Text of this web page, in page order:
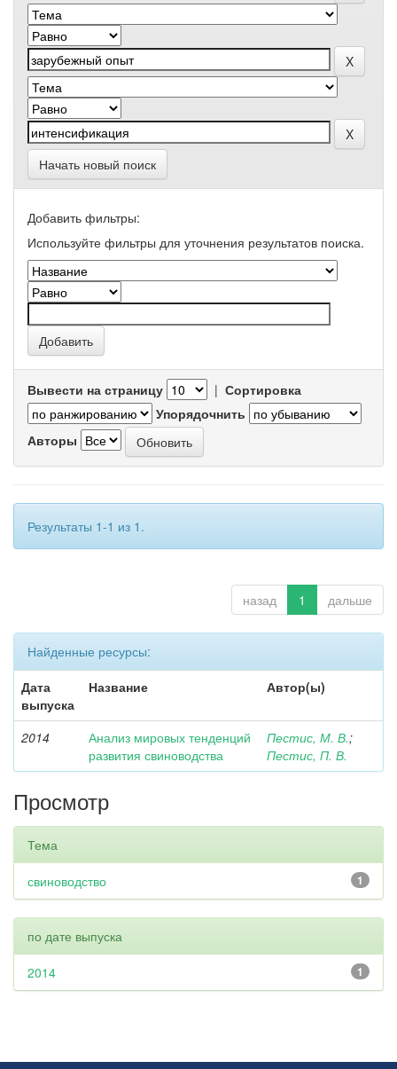
Начать новый поиск
Добавить фильтры:
Используйте фильтры для уточнения результатов поиска.
Вывести на страницу | Сортировка
Упорядочнить
Авторы
Результаты 1-1 из 1.
назад 1 дальше
Найденные ресурсы:
Дата
выпуска
Название Автор(ы)
2014
Анализ мировых тенденций
развития свиноводства
Пестис, М. В.;
Пестис, П. В.
Просмотр
Тема
1
свиноводство
по дате выпуска
1
2014